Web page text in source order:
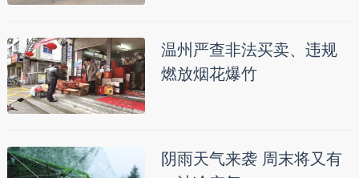
温州严查非法买卖、违规
燃放烟花爆竹
阴雨天气来袭 周末将又有